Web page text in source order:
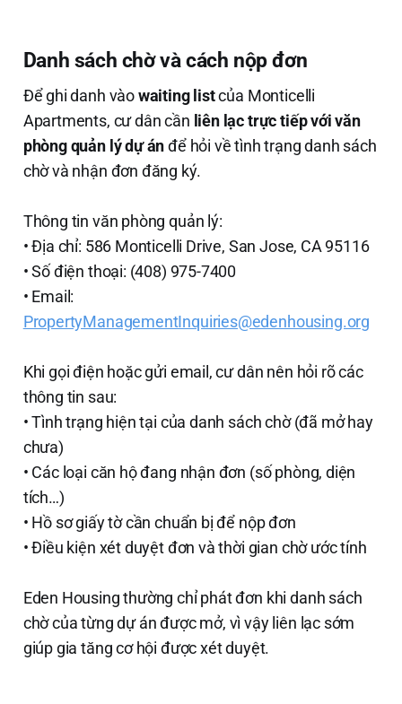
Danh sách chờ và cách nộp đơn
Để ghi danh vàowaiting listcủa Monticelli
Apartments, cư dân cần liên lạc trực tiếp với văn
phòng quản lý dự ánđể hỏi về tình trạng danh sách
chờ và nhận đơn đăng ký.
Thông tin văn phòng quản lý:
• Địa chỉ: 586 Monticelli Drive, San Jose, CA 95116
• Số điện thoại: (408) 975-7400
• Email:
PropertyManagementInquiries@edenhousing.org
Khi gọi điện hoặc gửi email, cư dân nên hỏi rõ các
thông tin sau:
• Tình trạng hiện tại của danh sách chờ (đã mở hay
chưa)
• Các loại căn hộ đang nhận đơn (số phòng, diện
tích…)
• Hồ sơ giấy tờ cần chuẩn bị để nộp đơn
• Điều kiện xét duyệt đơn và thời gian chờ ước tính
Eden Housing thường chỉ phát đơn khi danh sách
chờ của từng dự án được mở, vì vậy liên lạc sớm
giúp gia tăng cơ hội được xét duyệt.